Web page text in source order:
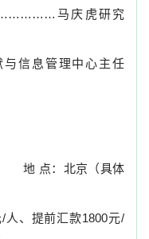
马庆虎研究
信息管理中心主任
地 点：北京（具体
/人、提前汇款1800元/